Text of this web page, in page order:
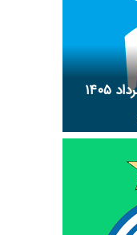
فال روزانه فردا جمعه ۱۶ مرداد ۱۴۰۵